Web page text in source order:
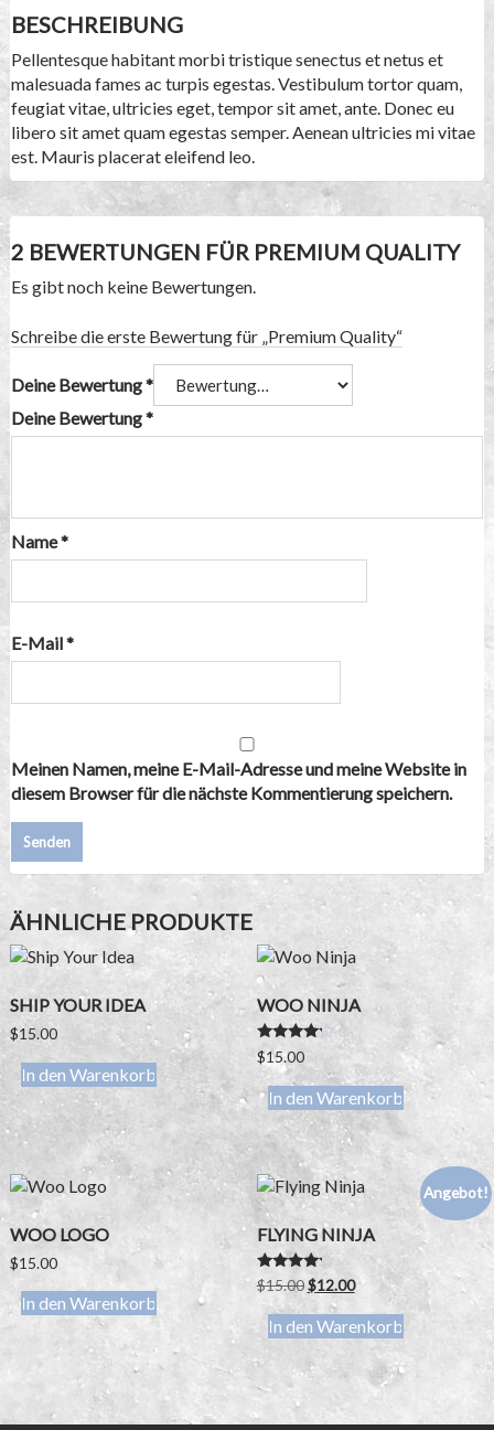
BESCHREIBUNG
Pellentesque habitant morbi tristique senectus et netus et
malesuada fames ac turpis egestas. Vestibulum tortor quam,
feugiat vitae, ultricies eget, tempor sit amet, ante. Donec eu
libero sit amet quam egestas semper. Aenean ultricies mi vitae
est. Mauris placerat eleifend leo.
2 BEWERTUNGEN FÜR PREMIUM QUALITY
Es gibt noch keine Bewertungen.
Schreibe die erste Bewertung für „Premium Quality“
Deine Bewertung*
Deine Bewertung*
Name*
E-Mail*
Meinen Namen, meine E-Mail-Adresse und meine Website in
diesem Browser für die nächste Kommentierung speichern.
ÄHNLICHE PRODUKTE
SHIP YOUR IDEA
$15.00
In den Warenkorb
WOO NINJA
Bewertet
mit
4.00
von 5
$15.00
In den Warenkorb
WOO LOGO
$15.00
In den Warenkorb
Angebot!
FLYING NINJA
Bewertet
mit
4.00
von 5
$15.00 Original
price
was:
$12.00Current
is:
$12.00.
In den Warenkorb